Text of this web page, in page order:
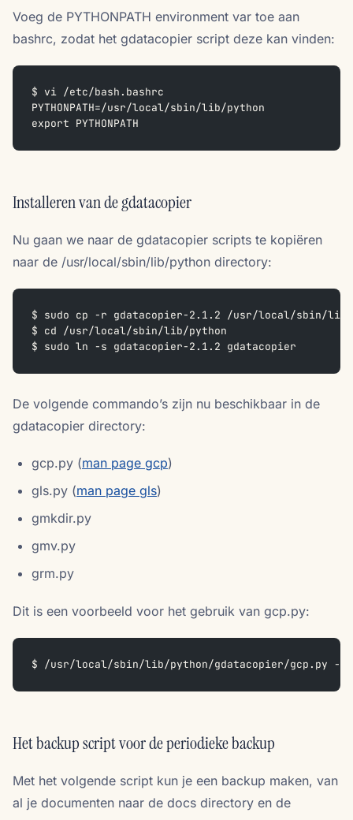
Voeg de PYTHONPATH environment var toe aan
bashrc, zodat het gdatacopier script deze kan vinden:
$ vi /etc/bash.bashrc
PYTHONPATH=/usr/local/sbin/lib/python
export PYTHONPATH
Installeren van de gdatacopier
Nu gaan we naar de gdatacopier scripts te kopiëren
naar de /usr/local/sbin/lib/python directory:
$ sudo cp -r gdatacopier-2.1.2 /usr/local/sbin/lib/
$ cd /usr/local/sbin/lib/python
$ sudo ln -s gdatacopier-2.1.2 gdatacopier
De volgende commando’s zijn nu beschikbaar in de
gdatacopier directory:
gcp.py (man page gcp)
gls.py (man page gls)
gmkdir.py
gmv.py
grm.py
Dit is een voorbeeld voor het gebruik van gcp.py:
$ /usr/local/sbin/lib/python/gdatacopier/gcp.py -p
Het backup script voor de periodieke backup
Met het volgende script kun je een backup maken, van
al je documenten naar de docs directory en de